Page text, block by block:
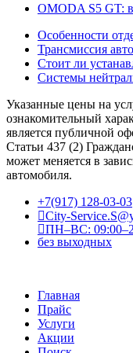
OMODA S5 GT:
Особенности
Трансмиссия
Стоит ли
Системы
Указанные цены на
ознакомительный
является публичной
Статьи 437 (2)
может меняется в
автомобиля.
+7(917) 128-03-03
City-
ПН–ВС:
без выходных
Главная
Прайс
Услуги
Акции